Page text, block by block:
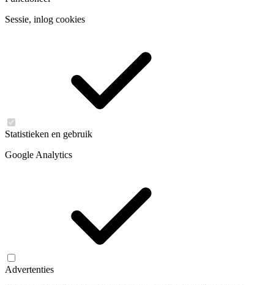
Sessie, inlog cookies
Statistieken en gebruik
Google Analytics
Advertenties